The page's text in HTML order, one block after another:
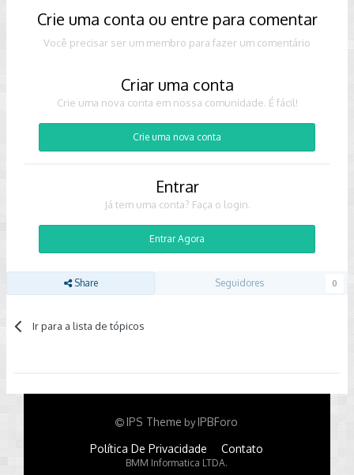
Crie uma conta ou entre para comentar
Você precisar ser um membro para fazer um comentário
Criar uma conta
Crie uma nova conta em nossa comunidade. É fácil!
Crie uma nova conta
Entrar
Já tem uma conta? Faça o login.
Entrar Agora
Share Seguidores 0
Ir para a lista de tópicos
IPS Theme byIPBForo
Política De Privacidade Contato
BMM Informatica LTDA.